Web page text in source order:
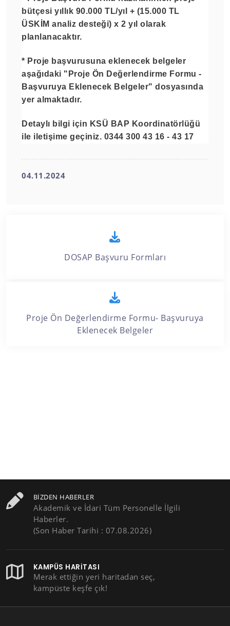
bütçesi yıllık 90.000 TL/yıl + (15.000 TL
ÜSKİM analiz desteği) x 2 yıl olarak
planlanacaktır.
* Proje başvurusuna eklenecek belgeler
aşağıdaki " Proje Ön Değerlendirme Formu -
Başvuruya Eklenecek Belgeler" dosyasında
yer almaktadır.
Detaylı bilgi için KSÜ BAP Koordinatörlüğü
ile iletişime geçiniz. 0344 300 43 16 - 43 17
04.11.2024
DOSAP Başvuru Formları
Proje Ön Değerlendirme Formu- Başvuruya
Eklenecek Belgeler
BIZDEN HABERLER
Akademik ve İdari Tüm Personelle İlgili
Haberler.
(Son Haber Tarihi : 07.08.2026)
KAMPÜS HARITASI
Merak ettiğin yeri haritadan seç,
kampüste keşfe çık!